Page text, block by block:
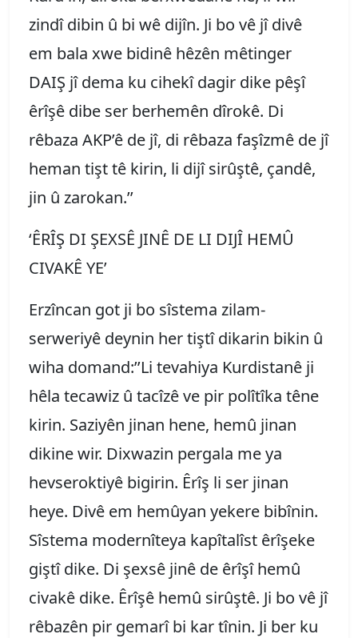
zindî dibin û bi wê dijîn. Ji bo vê jî divê
em bala xwe bidinê hêzên mêtinger
DAIŞ jî dema ku cihekî dagir dike pêşî
êrîşê dibe ser berhemên dîrokê. Di
rêbaza AKP’ê de jî, di rêbaza faşîzmê de jî
heman tişt tê kirin, li dijî sirûştê, çandê,
jin û zarokan.’’
‘ÊRÎŞ DI ŞEXSÊ JINÊ DE LI DIJÎ HEMÛ
CIVAKÊ YE’
Erzîncan got ji bo sîstema zilam-
serweriyê deynin her tiştî dikarin bikin û
wiha domand:’’Li tevahiya Kurdistanê ji
hêla tecawiz û tacîzê ve pir polîtîka têne
kirin. Saziyên jinan hene, hemû jinan
dikine wir. Dixwazin pergala me ya
hevseroktiyê bigirin. Êrîş li ser jinan
heye. Divê em hemûyan yekere bibînin.
Sîstema modernîteya kapîtalîst êrîşeke
giştî dike. Di şexsê jinê de êrîşî hemû
civakê dike. Êrîşê hemû sirûştê. Ji bo vê jî
rêbazên pir gemarî bi kar tînin. Ji ber ku